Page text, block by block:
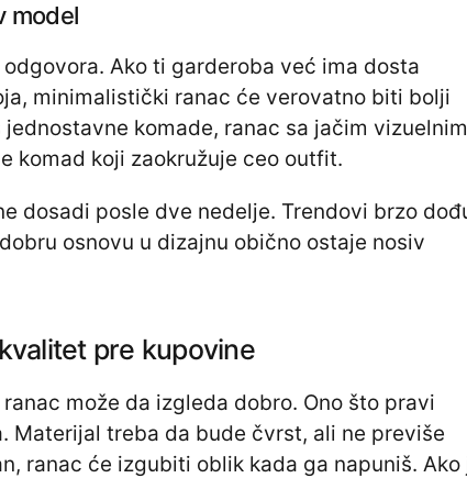
model
Ako ti garderoba već ima dosta
minimalistički ranac će verovatno biti bolji
komade, ranac sa jačim vizuelnim
komad koji zaokružuje ceo outfit.
dosadi posle dve nedelje. Trendovi brzo
osnovu u dizajnu obično ostaje nosiv
pre kupovine
može da izgleda dobro. Ono što pravi
Materijal treba da bude čvrst, ali ne previše
ranac će izgubiti oblik kada ga napuniš. Ako